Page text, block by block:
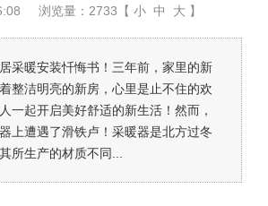
浏览量：2733【 小 中 大 】
采暖安装忏悔书！三年前，家里的新
整洁明亮的新房，心里是止不住的欢
一起开启美好舒适的新生活！然而，
上遭遇了滑铁卢！采暖器是北方过冬
所生产的材质不同...